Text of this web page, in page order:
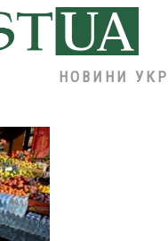
НОВИНИ